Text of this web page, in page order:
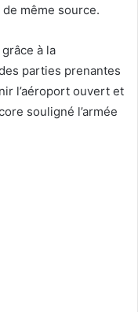
même source.
à la
parties prenantes
l’aéroport ouvert et
souligné l’armée